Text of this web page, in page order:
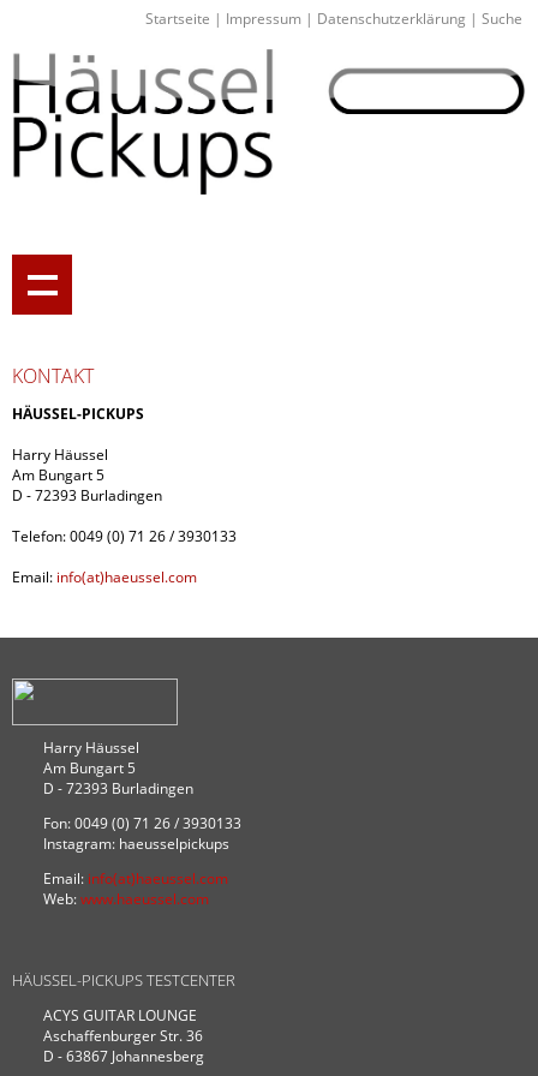
Startseite | Impressum | Datenschutzerklärung | Suche
KONTAKT
HÄUSSEL-PICKUPS
Harry Häussel
Am Bungart 5
D - 72393 Burladingen
Telefon: 0049 (0) 71 26 / 3930133
Email: info(at)haeussel.com
Harry Häussel
Am Bungart 5
D - 72393 Burladingen
Fon: 0049 (0) 71 26 / 3930133
Instagram: haeusselpickups
Email: info(at)haeussel.com
Web:www.haeussel.com
HÄUSSEL-PICKUPS TESTCENTER
ACYS GUITAR LOUNGE
Aschaffenburger Str. 36
D - 63867 Johannesberg